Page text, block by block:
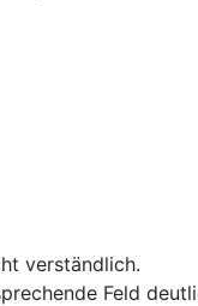
verständlich.
Feld